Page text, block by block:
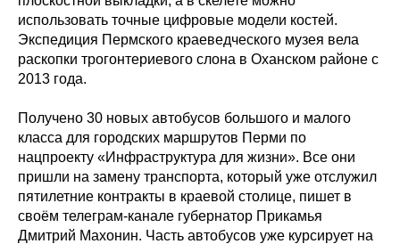
использовать точные цифровые модели костей.
Экспедиция Пермского краеведческого музея вела
раскопки трогонтериевого слона в Оханском районе с
2013 года.
Получено 30 новых автобусов большого и малого
класса для городских маршрутов Перми по
нацпроекту «Инфраструктура для жизни». Все они
пришли на замену транспорта, который уже отслужил
пятилетние контракты в краевой столице, пишет в
своём телеграм-канале губернатор Прикамья
Дмитрий Махонин. Часть автобусов уже курсирует на